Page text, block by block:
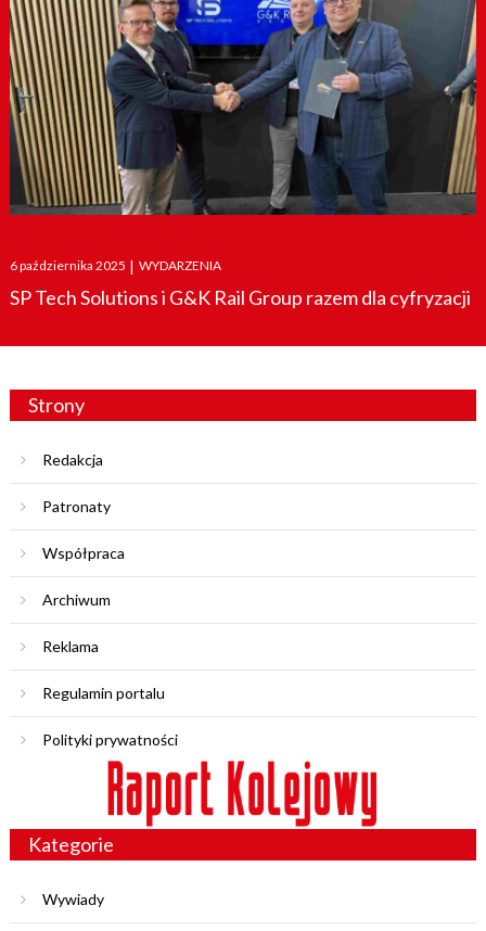
Posted
on
6 października 2025 WYDARZENIA
SP Tech Solutions i G&K Rail Group razem dla cyfryzacji
Strony
Redakcja
Patronaty
Współpraca
Archiwum
Reklama
Regulamin portalu
Polityki prywatności
Kategorie
Wywiady